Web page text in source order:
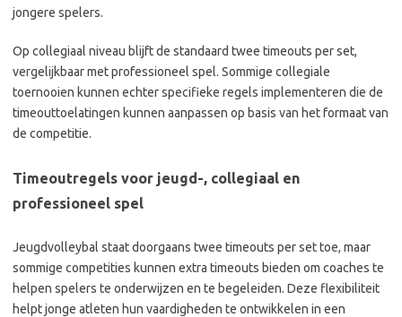
jongere spelers.
Op collegiaal niveau blijft de standaard twee timeouts per set,
vergelijkbaar met professioneel spel. Sommige collegiale
toernooien kunnen echter specifieke regels implementeren die de
timeouttoelatingen kunnen aanpassen op basis van het formaat van
de competitie.
Timeoutregels voor jeugd-, collegiaal en
professioneel spel
Jeugdvolleybal staat doorgaans twee timeouts per set toe, maar
sommige competities kunnen extra timeouts bieden om coaches te
helpen spelers te onderwijzen en te begeleiden. Deze flexibiliteit
helpt jonge atleten hun vaardigheden te ontwikkelen in een